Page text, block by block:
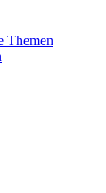
Themen